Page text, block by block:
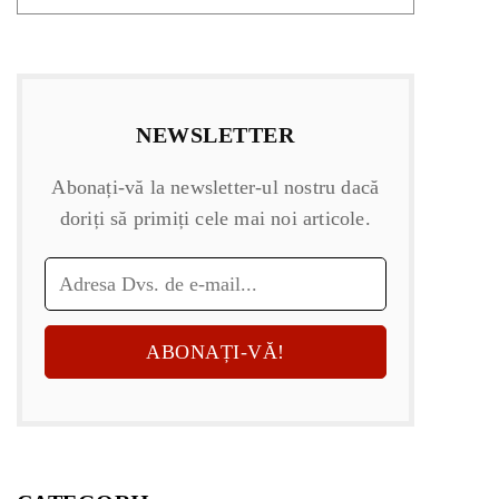
NEWSLETTER
Abonați-vă la newsletter-ul nostru dacă
doriți să primiți cele mai noi articole.
ABONAȚI-VĂ!